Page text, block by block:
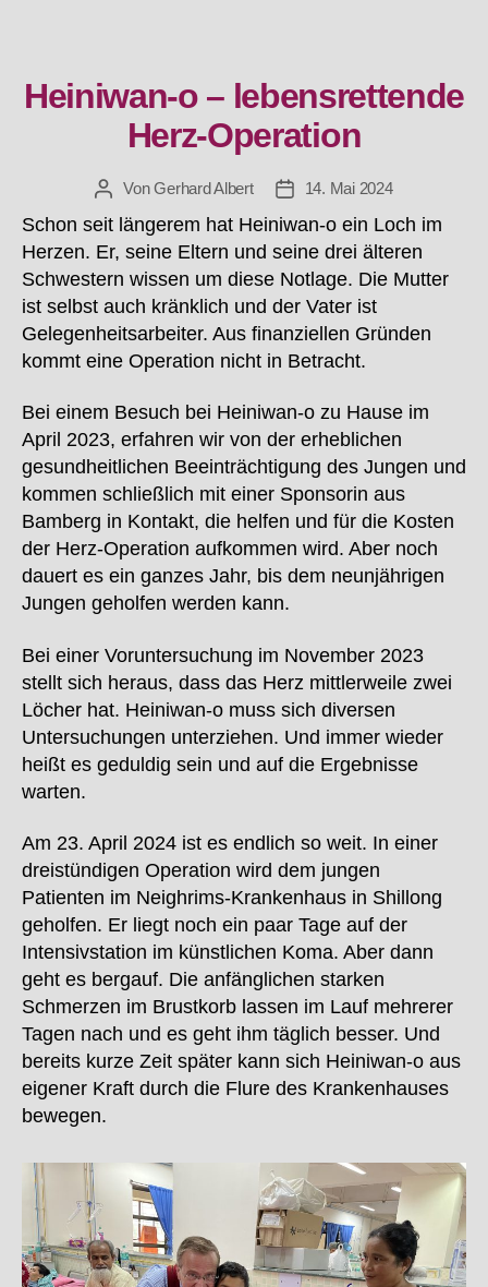
Kategorien
Heiniwan-o – lebensrettende
Herz-Operation
Beitragsautor
VonGerhard Albert Beitragsdatum
14. Mai 2024
Schon seit längerem hat Heiniwan-o ein Loch im
Herzen. Er, seine Eltern und seine drei älteren
Schwestern wissen um diese Notlage. Die Mutter
ist selbst auch kränklich und der Vater ist
Gelegenheitsarbeiter. Aus finanziellen Gründen
kommt eine Operation nicht in Betracht.
Bei einem Besuch bei Heiniwan-o zu Hause im
April 2023, erfahren wir von der erheblichen
gesundheitlichen Beeinträchtigung des Jungen und
kommen schließlich mit einer Sponsorin aus
Bamberg in Kontakt, die helfen und für die Kosten
der Herz-Operation aufkommen wird. Aber noch
dauert es ein ganzes Jahr, bis dem neunjährigen
Jungen geholfen werden kann.
Bei einer Voruntersuchung im November 2023
stellt sich heraus, dass das Herz mittlerweile zwei
Löcher hat. Heiniwan-o muss sich diversen
Untersuchungen unterziehen. Und immer wieder
heißt es geduldig sein und auf die Ergebnisse
warten.
Am 23. April 2024 ist es endlich so weit. In einer
dreistündigen Operation wird dem jungen
Patienten im Neighrims-Krankenhaus in Shillong
geholfen. Er liegt noch ein paar Tage auf der
Intensivstation im künstlichen Koma. Aber dann
geht es bergauf. Die anfänglichen starken
Schmerzen im Brustkorb lassen im Lauf mehrerer
Tagen nach und es geht ihm täglich besser. Und
bereits kurze Zeit später kann sich Heiniwan-o aus
eigener Kraft durch die Flure des Krankenhauses
bewegen.